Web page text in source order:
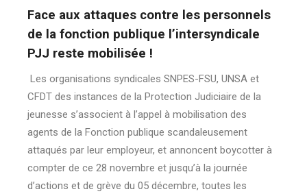
Face aux attaques contre les personnels
de la fonction publique l’intersyndicale
PJJ reste mobilisée !
Les organisations syndicales SNPES-FSU, UNSA et
CFDT des instances de la Protection Judiciaire de la
jeunesse s’associent à l’appel à mobilisation des
agents de la Fonction publique scandaleusement
attaqués par leur employeur, et annoncent boycotter à
compter de ce 28 novembre et jusqu’à la journée
d’actions et de grève du 05 décembre, toutes les